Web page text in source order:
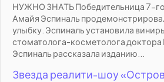
НУЖНО ЗНАТЬ Победительница 7-го
Амайя Эспиналь
улыбку. Эспиналь установила
стоматолога-косметолога доктора
Эспиналь рассказала изданию...
Звезда реалити-шоу